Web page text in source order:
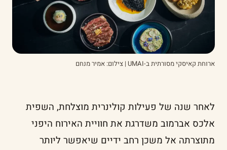
ארוחת קאיסקי מסורתית ב-UMAI | צילום: אמיר מנחם
לאחר שנה של פעילות קולינרית מוצלחת, השפית
אלכס אברמוב משדרגת את חוויית האירוח היפני
מתוצרתה אל משכן רחב ידיים שיאפשר ליותר